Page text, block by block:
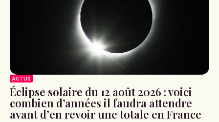
ACTUS
Éclipse solaire du 12 août 2026 : voici
combien d’années il faudra attendre
avant d’en revoir une totale en France